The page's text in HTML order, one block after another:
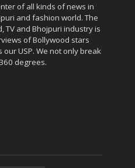
of all kinds of news in
and fashion world. The
TV and Bhojpuri industry is
of Bollywood stars
USP. We not only break
degrees.